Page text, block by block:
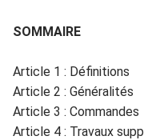
SOMMAIRE
Article 1 : Définitions
Article 2 : Généralités
Article 3 : Commandes
Article 4 : Travaux supp